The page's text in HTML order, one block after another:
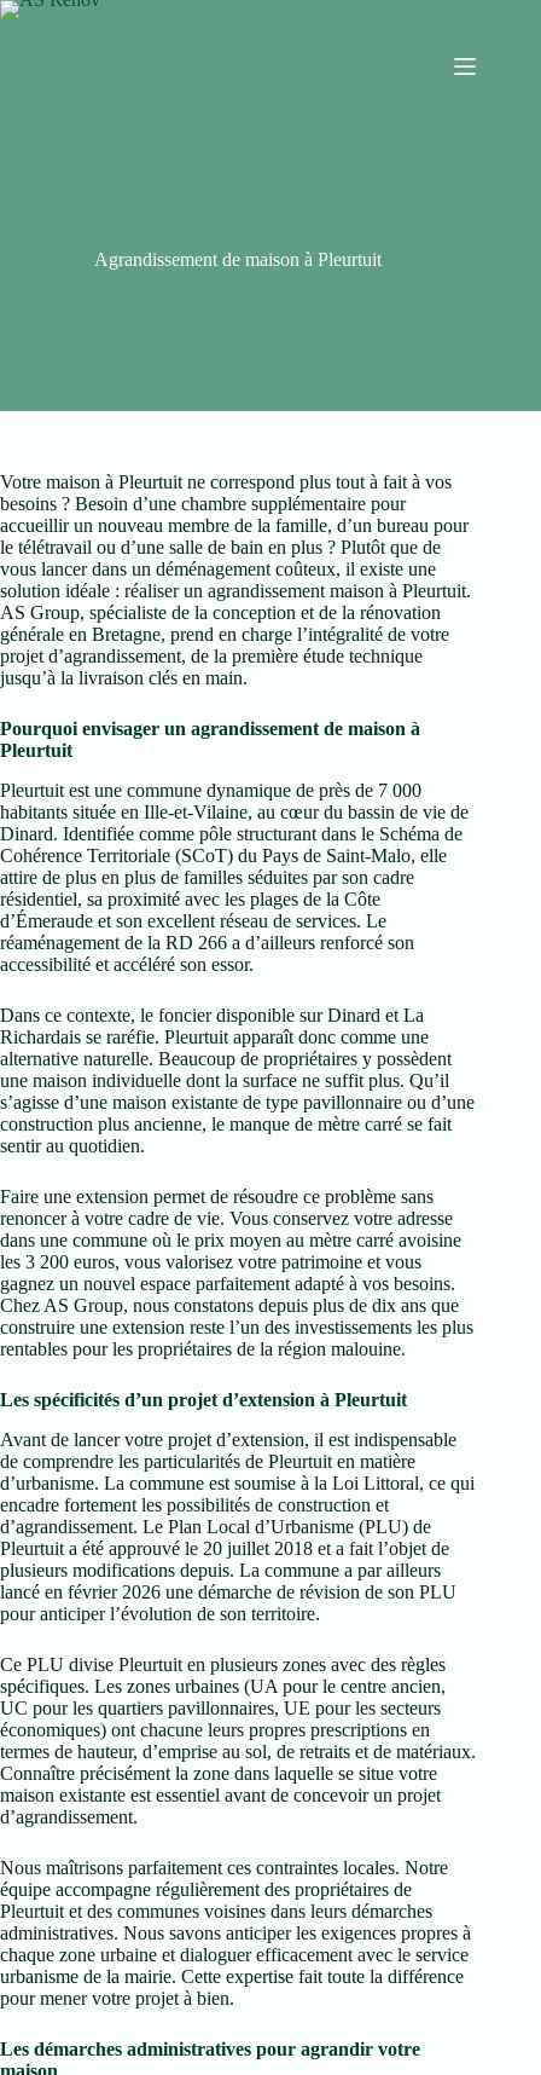
Agrandissement de maison à Pleurtuit
Votre maison à Pleurtuit ne correspond plus tout à fait à vos
besoins ? Besoin d’une chambre supplémentaire pour
accueillir un nouveau membre de la famille, d’un bureau pour
le télétravail ou d’une salle de bain en plus ? Plutôt que de
vous lancer dans un déménagement coûteux, il existe une
solution idéale : réaliser un agrandissement maison à Pleurtuit.
AS Group, spécialiste de la conception et de la rénovation
générale en Bretagne, prend en charge l’intégralité de votre
projet d’agrandissement, de la première étude technique
jusqu’à la livraison clés en main.
Pourquoi envisager un agrandissement de maison à
Pleurtuit
Pleurtuit est une commune dynamique de près de 7 000
habitants située en Ille-et-Vilaine, au cœur du bassin de vie de
Dinard. Identifiée comme pôle structurant dans le Schéma de
Cohérence Territoriale (SCoT) du Pays de Saint-Malo, elle
attire de plus en plus de familles séduites par son cadre
résidentiel, sa proximité avec les plages de la Côte
d’Émeraude et son excellent réseau de services. Le
réaménagement de la RD 266 a d’ailleurs renforcé son
accessibilité et accéléré son essor.
Dans ce contexte, le foncier disponible sur Dinard et La
Richardais se raréfie. Pleurtuit apparaît donc comme une
alternative naturelle. Beaucoup de propriétaires y possèdent
une maison individuelle dont la surface ne suffit plus. Qu’il
s’agisse d’une maison existante de type pavillonnaire ou d’une
construction plus ancienne, le manque de mètre carré se fait
sentir au quotidien.
Faire une extension permet de résoudre ce problème sans
renoncer à votre cadre de vie. Vous conservez votre adresse
dans une commune où le prix moyen au mètre carré avoisine
les 3 200 euros, vous valorisez votre patrimoine et vous
gagnez un nouvel espace parfaitement adapté à vos besoins.
Chez AS Group, nous constatons depuis plus de dix ans que
construire une extension reste l’un des investissements les plus
rentables pour les propriétaires de la région malouine.
Les spécificités d’un projet d’extension à Pleurtuit
Avant de lancer votre projet d’extension, il est indispensable
de comprendre les particularités de Pleurtuit en matière
d’urbanisme. La commune est soumise à la Loi Littoral, ce qui
encadre fortement les possibilités de construction et
d’agrandissement. Le Plan Local d’Urbanisme (PLU) de
Pleurtuit a été approuvé le 20 juillet 2018 et a fait l’objet de
plusieurs modifications depuis. La commune a par ailleurs
lancé en février 2026 une démarche de révision de son PLU
pour anticiper l’évolution de son territoire.
Ce PLU divise Pleurtuit en plusieurs zones avec des règles
spécifiques. Les zones urbaines (UA pour le centre ancien,
UC pour les quartiers pavillonnaires, UE pour les secteurs
économiques) ont chacune leurs propres prescriptions en
termes de hauteur, d’emprise au sol, de retraits et de matériaux.
Connaître précisément la zone dans laquelle se situe votre
maison existante est essentiel avant de concevoir un projet
d’agrandissement.
Nous maîtrisons parfaitement ces contraintes locales. Notre
équipe accompagne régulièrement des propriétaires de
Pleurtuit et des communes voisines dans leurs démarches
administratives. Nous savons anticiper les exigences propres à
chaque zone urbaine et dialoguer efficacement avec le service
urbanisme de la mairie. Cette expertise fait toute la différence
pour mener votre projet à bien.
Les démarches administratives pour agrandir votre
maison